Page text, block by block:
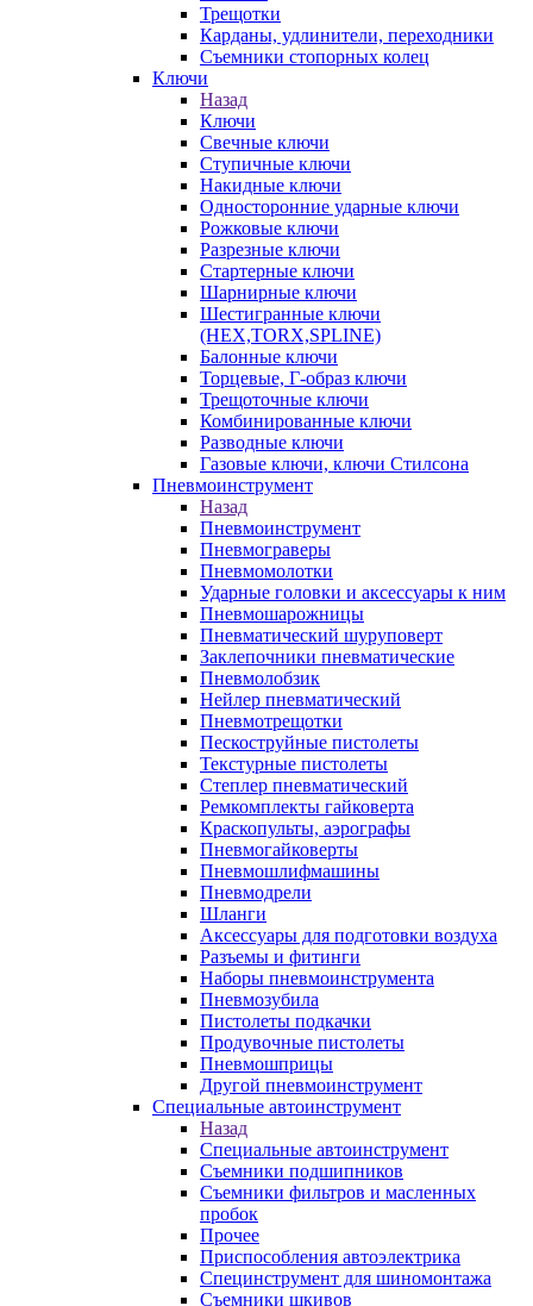
Трещотки
Карданы, удлинители, переходники
Съемники стопорных колец
Ключи
Назад
Ключи
Свечные ключи
Ступичные ключи
Накидные ключи
Односторонние ударные ключи
Рожковые ключи
Разрезные ключи
Стартерные ключи
Шарнирные ключи
Шестигранные ключи
(HEX,TORX,SPLINE)
Балонные ключи
Торцевые, Г-образ ключи
Трещоточные ключи
Комбинированные ключи
Разводные ключи
Газовые ключи, ключи Стилсона
Пневмоинструмент
Назад
Пневмоинструмент
Пневмограверы
Пневмомолотки
Ударные головки и аксессуары к ним
Пневмошарожницы
Пневматический шуруповерт
Заклепочники пневматические
Пневмолобзик
Нейлер пневматический
Пневмотрещотки
Пескоструйные пистолеты
Текстурные пистолеты
Степлер пневматический
Ремкомплекты гайковерта
Краскопульты, аэрографы
Пневмогайковерты
Пневмошлифмашины
Пневмодрели
Шланги
Аксессуары для подготовки воздуха
Разъемы и фитинги
Наборы пневмоинструмента
Пневмозубила
Пистолеты подкачки
Продувочные пистолеты
Пневмошприцы
Другой пневмоинструмент
Специальные автоинструмент
Назад
Специальные автоинструмент
Съемники подшипников
Съемники фильтров и масленных
пробок
Прочее
Приспособления автоэлектрика
Специнструмент для шиномонтажа
Съемники шкивов